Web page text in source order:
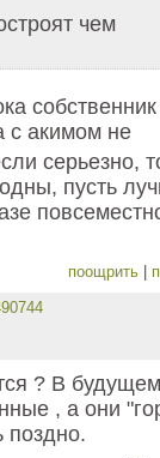
чем
собственник
с акимом не
серьезно,
пусть
поощрить
? В будущем
, а они
поздно.